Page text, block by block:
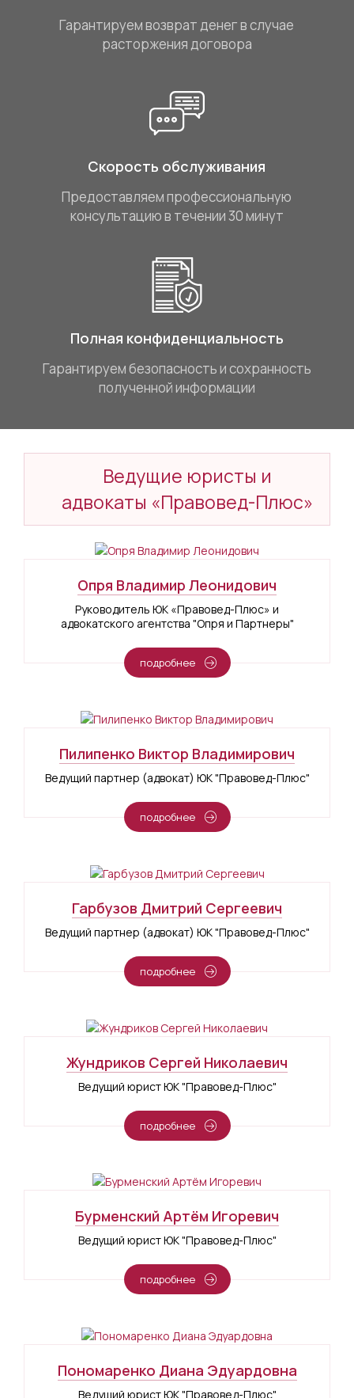
Гарантируем возврат денег в случае
расторжения договора
Скорость обслуживания
Предоставляем профессиональную
консультацию в течении 30 минут
Полная конфиденциальность
Гарантируем безопасность и сохранность
полученной информации
Ведущие юристы и
адвокаты «Правовед-Плюс»
Опря Владимир Леонидович
Руководитель ЮК «Правовед-Плюс» и
адвокатского агентства "Опря и Партнеры"
подробнее
Пилипенко Виктор Владимирович
Ведущий партнер (адвокат) ЮК "Правовед-Плюс"
подробнее
Гарбузов Дмитрий Сергеевич
Ведущий партнер (адвокат) ЮК "Правовед-Плюс"
подробнее
Жундриков Сергей Николаевич
Ведущий юрист ЮК "Правовед-Плюс"
подробнее
Бурменский Артём Игоревич
Ведущий юрист ЮК "Правовед-Плюс"
подробнее
Пономаренко Диана Эдуардовна
Ведущий юрист ЮК "Правовед-Плюс"